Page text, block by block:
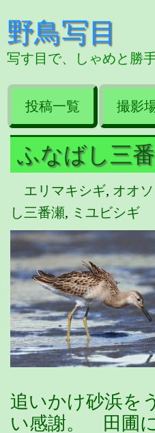
野鳥写目
写す目で、しゃめと勝
投稿一覧 撮影
ふなばし三
エリマキシギ, オオ
し三番瀬, ミユビシギ
追いかけ砂浜
い感謝。 田圃